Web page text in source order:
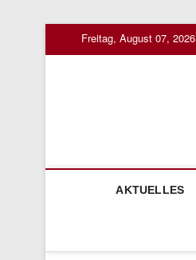
Freitag, August 07, 2026
AKTUELLES